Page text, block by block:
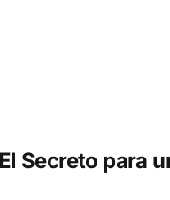
Secreto para